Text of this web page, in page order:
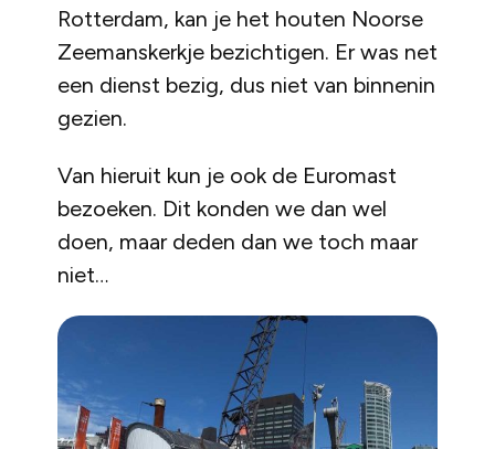
Rotterdam, kan je het houten Noorse
Zeemanskerkje bezichtigen. Er was net
een dienst bezig, dus niet van binnenin
gezien.
Van hieruit kun je ook de Euromast
bezoeken. Dit konden we dan wel
doen, maar deden dan we toch maar
niet…